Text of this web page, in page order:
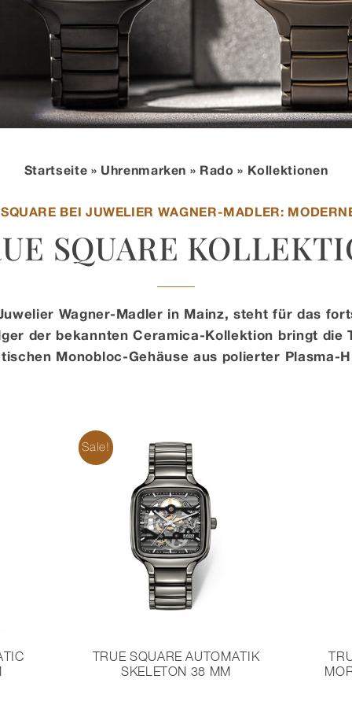
Startseite » Uhrenmarken » Rado » Kollektionen
BEI JUWELIER WAGNER-MADLER:
SQUARE
Wagner-Madler in Mainz, steht für das
der bekannten Ceramica-Kollektion bringt die
Monobloc-Gehäuse aus polierter Plasma-
Sale!
TRUE SQUARE AUTOMATIK
SKELETON 38 MM